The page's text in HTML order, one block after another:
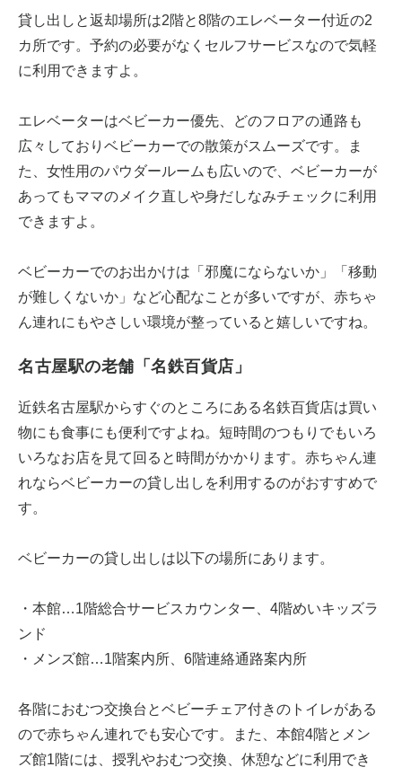
貸し出しと返却場所は2階と8階のエレベーター付近の2
カ所です。予約の必要がなくセルフサービスなので気軽
に利用できますよ。
エレベーターはベビーカー優先、どのフロアの通路も
広々しておりベビーカーでの散策がスムーズです。ま
た、女性用のパウダールームも広いので、ベビーカーが
あってもママのメイク直しや身だしなみチェックに利用
できますよ。
ベビーカーでのお出かけは「邪魔にならないか」「移動
が難しくないか」など心配なことが多いですが、赤ちゃ
ん連れにもやさしい環境が整っていると嬉しいですね。
名古屋駅の老舗「名鉄百貨店」
近鉄名古屋駅からすぐのところにある名鉄百貨店は買い
物にも食事にも便利ですよね。短時間のつもりでもいろ
いろなお店を見て回ると時間がかかります。赤ちゃん連
れならベビーカーの貸し出しを利用するのがおすすめで
す。
ベビーカーの貸し出しは以下の場所にあります。
・本館…1階総合サービスカウンター、4階めいキッズラ
ンド
・メンズ館…1階案内所、6階連絡通路案内所
各階におむつ交換台とベビーチェア付きのトイレがある
ので赤ちゃん連れでも安心です。また、本館4階とメン
ズ館1階には、授乳やおむつ交換、休憩などに利用でき